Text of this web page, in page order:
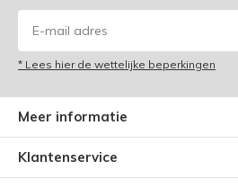
* Lees hier de wettelijke beperkingen
Meer informatie
Klantenservice